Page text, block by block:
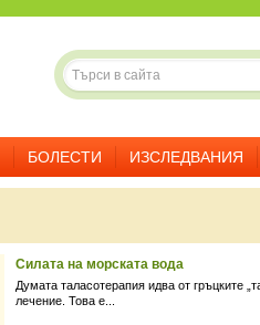
БОЛЕСТИ ИЗСЛЕДВАНИЯ
Силата на морската вода
Думата таласотерапия идва от гръцките
лечение. Това е...